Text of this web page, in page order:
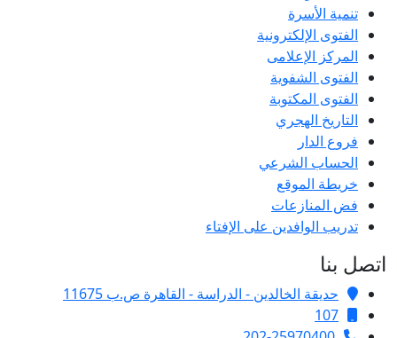
تنمية الأسرة
الفتوى الإلكترونية
المركز الإعلامى
الفتوى الشفوية
الفتوى المكتوبة
التاريخ الهجري
فروع الدار
الحساب الشرعي
خريطة الموقع
فض المنازعات
تدريب الوافدين على الإفتاء
اتصل بنا
حديقة الخالدين - الدراسة - القاهرة ص.ب 11675
107